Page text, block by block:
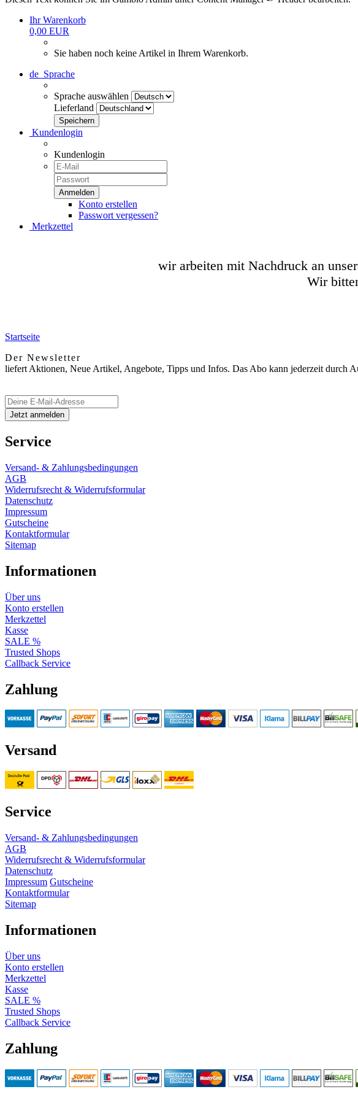
Ihr Warenkorb
0,00 EUR
Sie haben noch keine Artikel in Ihrem Warenkorb.
de Sprache
Sprache auswählen
Lieferland
Kundenlogin
Kundenlogin
Konto erstellen
Passwort vergessen?
Merkzettel
wir arbeiten mit Nachdruck an
Wir
Startseite
Der Newsletter
liefert Aktionen, Neue Artikel, Angebote, Tipps und Infos. Das Abo kann jederzeit durch
Service
Versand- & Zahlungsbedingungen
AGB
Widerrufsrecht & Widerrufsformular
Datenschutz
Impressum
Gutscheine
Kontaktformular
Sitemap
Informationen
Über uns
Konto erstellen
Merkzettel
Kasse
SALE %
Trusted Shops
Callback Service
Zahlung
Versand
Service
Versand- & Zahlungsbedingungen
AGB
Widerrufsrecht & Widerrufsformular
Datenschutz
Impressum Gutscheine
Kontaktformular
Sitemap
Informationen
Über uns
Konto erstellen
Merkzettel
Kasse
SALE %
Trusted Shops
Callback Service
Zahlung